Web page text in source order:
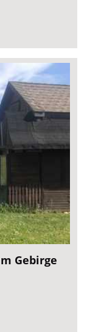
Gebirge